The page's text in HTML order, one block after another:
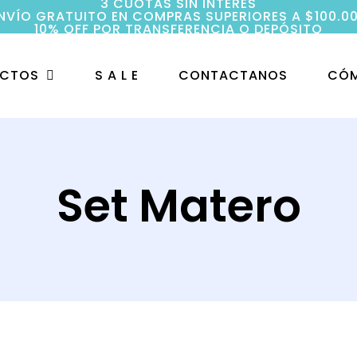
GRATUITO EN COMPRAS SUPERIORES A
10% OFF POR TRANSFERENCIA O DEPÓSITO
S A L E CONTACTANOS
Set Matero